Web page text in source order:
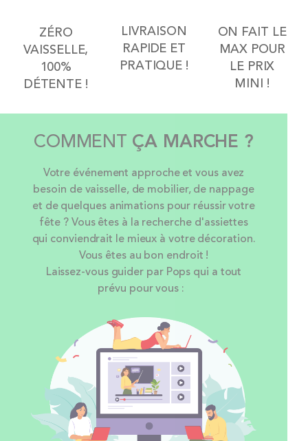
ZÉRO
VAISSELLE,
100%
DÉTENTE !
LIVRAISON
RAPIDE ET
PRATIQUE !
ON FAIT LE
MAX POUR
LE PRIX
MINI !
COMMENT ÇA MARCHE ?
Votre événement approche et vous avez
besoin de vaisselle, de mobilier, de nappage
et de quelques animations pour réussir votre
fête ? Vous êtes à la recherche d'assiettes
qui conviendrait le mieux à votre décoration.
Vous êtes au bon endroit !
Laissez-vous guider par Pops qui a tout
prévu pour vous :